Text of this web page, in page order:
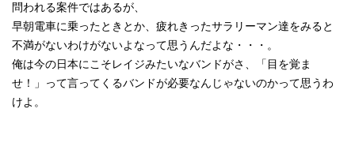
問われる案件ではあるが、
早朝電車に乗ったときとか、疲れきったサラリーマン達をみると
不満がないわけがないよなって思うんだよな・・・。
俺は今の日本にこそレイジみたいなバンドがさ、「目を覚ま
せ！」って言ってくるバンドが必要なんじゃないのかって思うわ
けよ。